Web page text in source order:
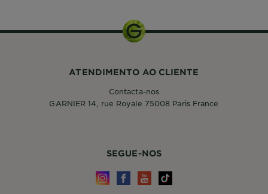
SEGUE-NOS
ATENDIMENTO AO CLIENTE
Contacta-nos
GARNIER 14, rue Royale 75008 Paris France